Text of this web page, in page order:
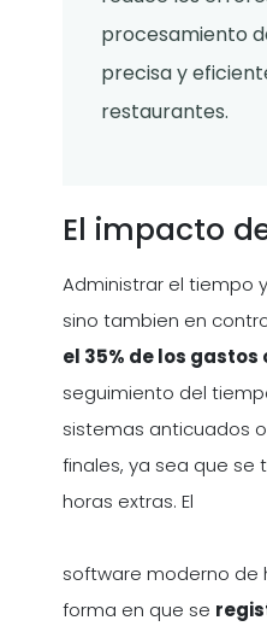
procesamiento
precisa y
restaurantes.
El impacto
Administrar el tiempo
sino tambien en
el 35% de los
seguimiento del
sistemas anticuados
finales, ya sea que se
horas extras. El
software moderno de
forma en que se